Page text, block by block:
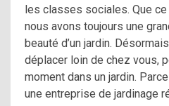
les classes sociales. Que
nous avons toujours une
beauté d’un jardin.
déplacer loin de chez vous,
moment dans un jardin.
une entreprise de jardinage